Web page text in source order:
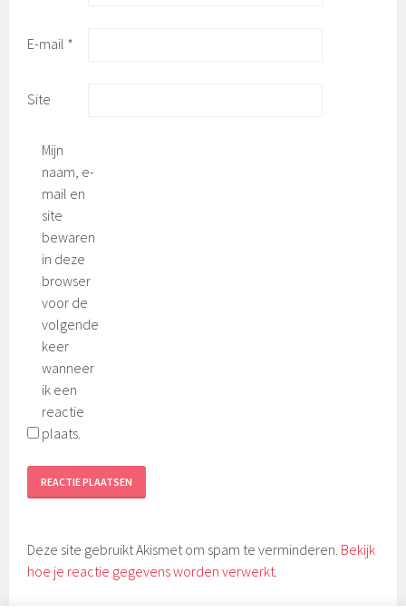
E-mail *
Site
Mijn
naam, e-
mail en
site
bewaren
in deze
browser
voor de
volgende
keer
wanneer
ik een
reactie
plaats.
Deze site gebruikt Akismet om spam te verminderen. Bekijk
hoe je reactie gegevens worden verwerkt